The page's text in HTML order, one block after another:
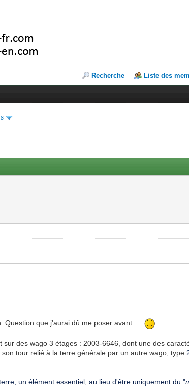
Recherche Liste des
Question que j'aurai dû me poser avant ...
des wago 3 étages : 2003-6646, dont une des
son tour relié à la terre générale par un autre wago, type
un élément essentiel, au lieu d'être uniquement du "